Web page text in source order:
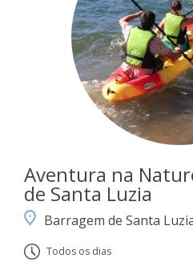
Aventura na
de Santa Luzia
Barragem de Santa
Todos os dias